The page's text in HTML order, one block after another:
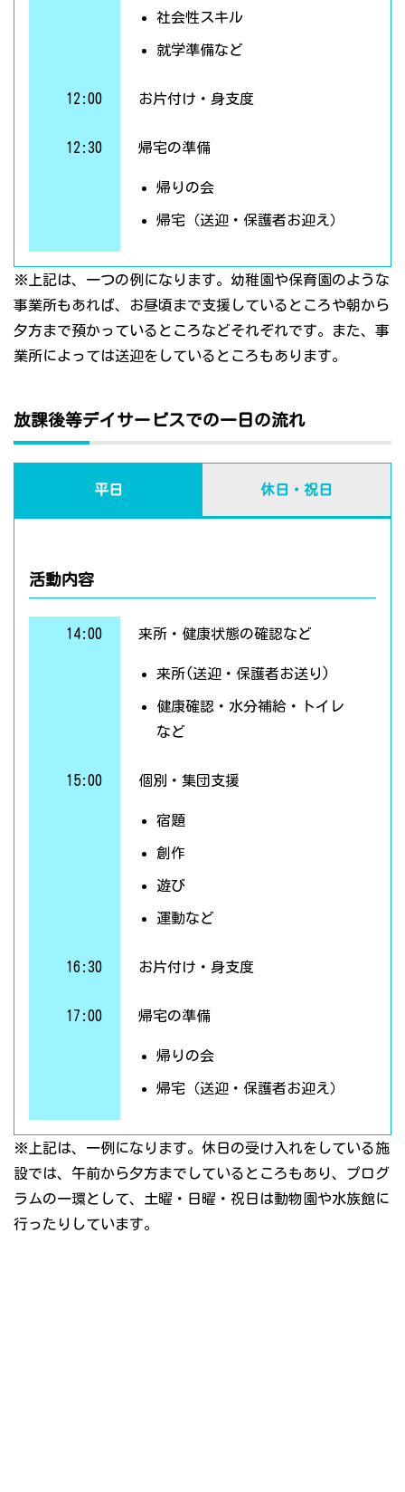
社会性スキル
就学準備など
12:00 お片付け・身支度
12:30 帰宅の準備
帰りの会
帰宅（送迎・保護者お迎え）
※上記は、一つの例になります。幼稚園や保育園のような
事業所もあれば、お昼頃まで支援しているところや朝から
夕方まで預かっているところなどそれぞれです。また、事
業所によっては送迎をしているところもあります。
放課後等デイサービスでの一日の流れ
平日 休日・祝日
活動内容
14:00 来所・健康状態の確認など
来所(送迎・保護者お送り)
健康確認・水分補給・トイレ
など
15:00 個別・集団支援
宿題
創作
遊び
運動など
16:30 お片付け・身支度
17:00 帰宅の準備
帰りの会
帰宅（送迎・保護者お迎え）
※上記は、一例になります。休日の受け入れをしている施
設では、午前から夕方までしているところもあり、プログ
ラムの一環として、土曜・日曜・祝日は動物園や水族館に
行ったりしています。